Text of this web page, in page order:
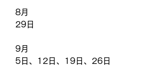
8月
29日
9月
5日、12日、19日、26日